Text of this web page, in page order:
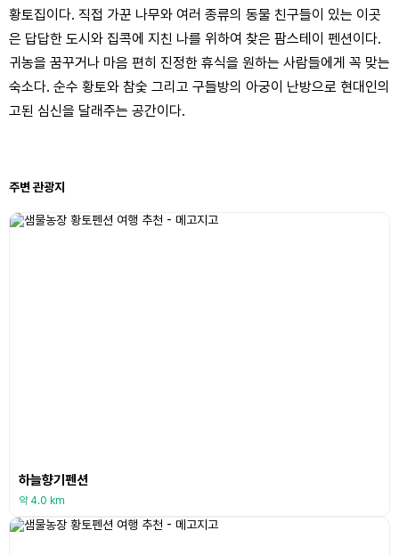
황토집이다. 직접 가꾼 나무와 여러 종류의 동물 친구들이 있는 이곳
은 답답한 도시와 집콕에 지친 나를 위하여 찾은 팜스테이 펜션이다.
귀농을 꿈꾸거나 마음 편히 진정한 휴식을 원하는 사람들에게 꼭 맞는
숙소다. 순수 황토와 참숯 그리고 구들방의 아궁이 난방으로 현대인의
고된 심신을 달래주는 공간이다.
주변 관광지
하늘향기펜션
약 4.0 km